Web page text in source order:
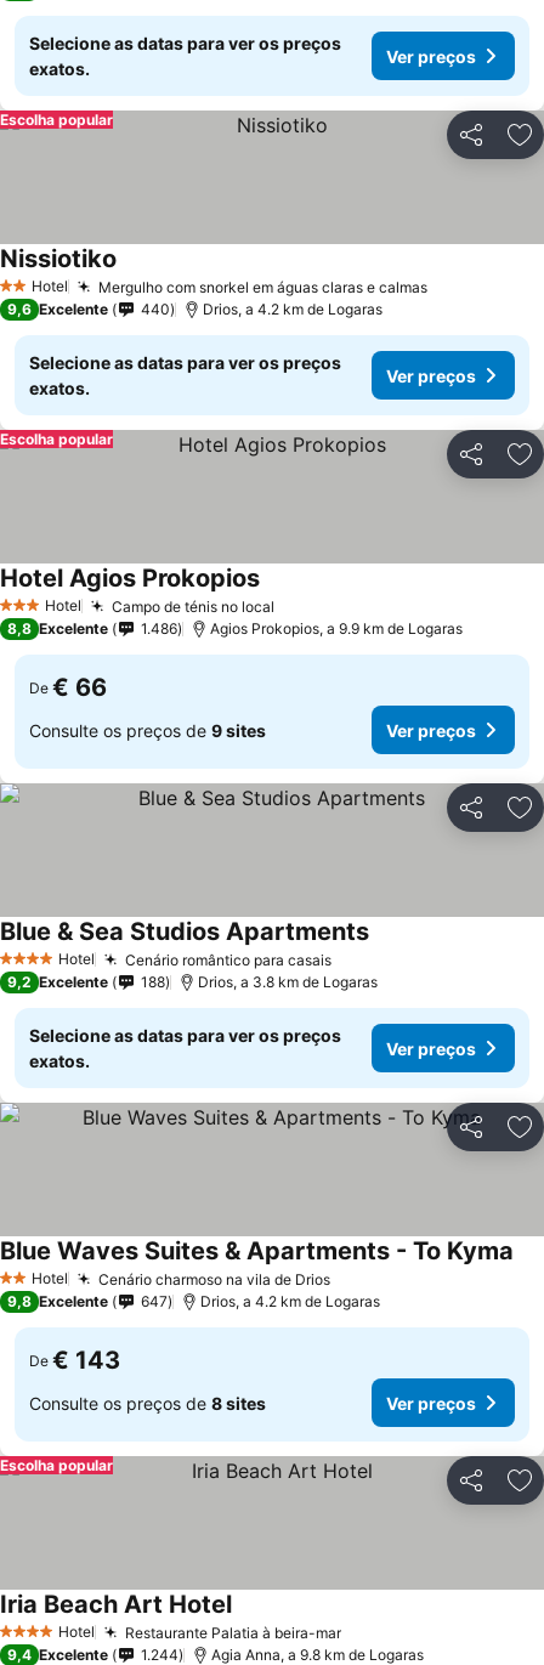
Selecione as datas para ver os preços
exatos.
Ver preços
Partilhar
Escolha popular
2 Estrelas
Hotel Mergulho com snorkel em águas claras e calmas
Nissiotiko
9,6 Excelente 440 Drios, a 4.2 km de Logaras
Selecione as datas para ver os preços
exatos.
Ver preços
Partilhar
Escolha popular
3 EstrelasHotel Campo de ténis no local
Hotel Agios Prokopios
8,8 Excelente 1.486 Agios Prokopios, a 9.9 km de Logaras
De € 66
Consulte os preços de 9 sites Ver preços
Partilhar
4 EstrelasHotel Cenário romântico para casais
Blue & Sea Studios Apartments
9,2 Excelente 188 Drios, a 3.8 km de Logaras
Selecione as datas para ver os preços
exatos.
Ver preços
Partilhar
2 Estrelas
Hotel Cenário charmoso na vila de Drios
Blue Waves Suites & Apartments - To Kyma
9,8 Excelente 647 Drios, a 4.2 km de Logaras
De € 143
Consulte os preços de 8 sites Ver preços
Partilhar
Escolha popular
4 EstrelasHotel Restaurante Palatia à beira-mar
Iria Beach Art Hotel
9,4 Excelente 1.244 Agia Anna, a 9.8 km de Logaras